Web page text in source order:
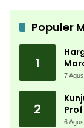
Populer
1
7
2
6